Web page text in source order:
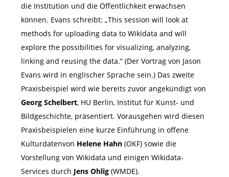
die Institution und die Öffentlichkeit erwachsen
können. Evans schreibt: „This session will look at
methods for uploading data to Wikidata and will
explore the possibilities for visualizing, analyzing,
linking and reusing the data.“ (Der Vortrag von Jason
Evans wird in englischer Sprache sein.) Das zweite
Praxisbeispiel wird wie bereits zuvor angekündigt von
Georg Schelbert, HU Berlin, Institut für Kunst- und
Bildgeschichte, präsentiert. Vorausgehen wird diesen
Praxisbeispielen eine kurze Einführung in offene
Kulturdatenvon Helene Hahn (OKF) sowie die
Vorstellung von Wikidata und einigen Wikidata-
Services durch Jens Ohlig(WMDE).